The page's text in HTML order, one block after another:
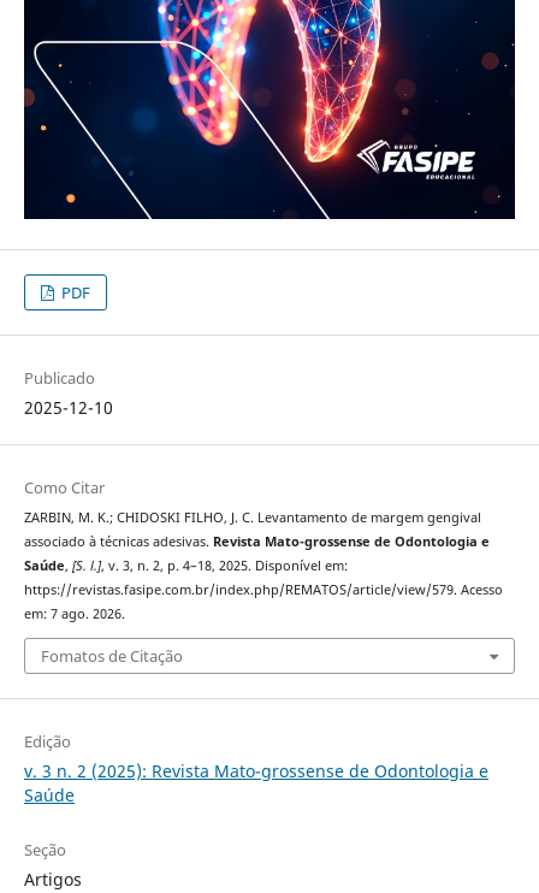
PDF
Publicado
2025-12-10
Como Citar
ZARBIN, M. K.; CHIDOSKI FILHO, J. C. Levantamento de margem gengival
associado à técnicas adesivas. Revista Mato-grossense de Odontologia e
Saúde, [S. l.], v. 3, n. 2, p. 4–18, 2025. Disponível em:
https://revistas.fasipe.com.br/index.php/REMATOS/article/view/579. Acesso
em: 7 ago. 2026.
Fomatos de Citação
Edição
v. 3 n. 2 (2025): Revista Mato-grossense de Odontologia e
Saúde
Seção
Artigos